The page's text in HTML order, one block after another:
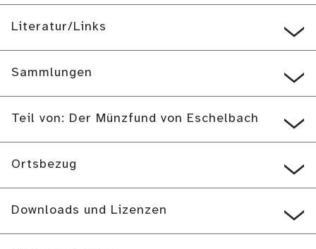
Literatur/Links
Sammlungen
Teil von: Der Münzfund von Eschelbach
Ortsbezug
Downloads und Lizenzen